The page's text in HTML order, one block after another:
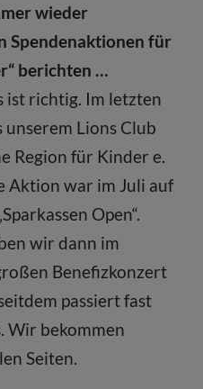
wieder
Spendenaktionen für
berichten …
ist richtig. Im letzten
Lions Club
Region für Kinder e.
Aktion war im Juli auf
Open“.
wir dann im
Benefizkonzert
passiert fast
Wir bekommen
Seiten.